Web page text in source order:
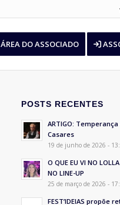
ÁREA DO ASSOCIADO
POSTS RECENTES
ARTIGO:
Casares
19 de junho de 2026 -
O QUE EU VI NO
NO LINE-UP
25 de março de 2026 -
FEST’IDEIAS propõe